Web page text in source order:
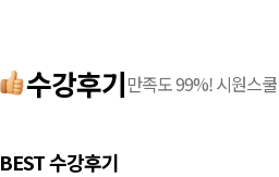
수강후기만족도 99%! 시원스
BEST 수강후기